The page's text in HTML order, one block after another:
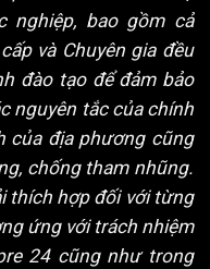
nghiệp, bao gồm cả
và Chuyên gia đều
đào tạo để đảm bảo
nguyên tắc của chính
của địa phương cũng
chống tham nhũng.
thích hợp đối với từng
ứng với trách nhiệm
24 cũng như trong